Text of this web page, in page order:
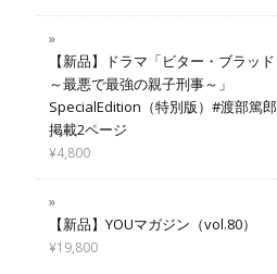
【新品】ドラマ「ビター・ブラッド
～最悪で最強の親子刑事～」
SpecialEdition（特別版）#渡部篤郎
掲載2ページ
¥4,800
【新品】YOUマガジン（vol.80）
¥19,800